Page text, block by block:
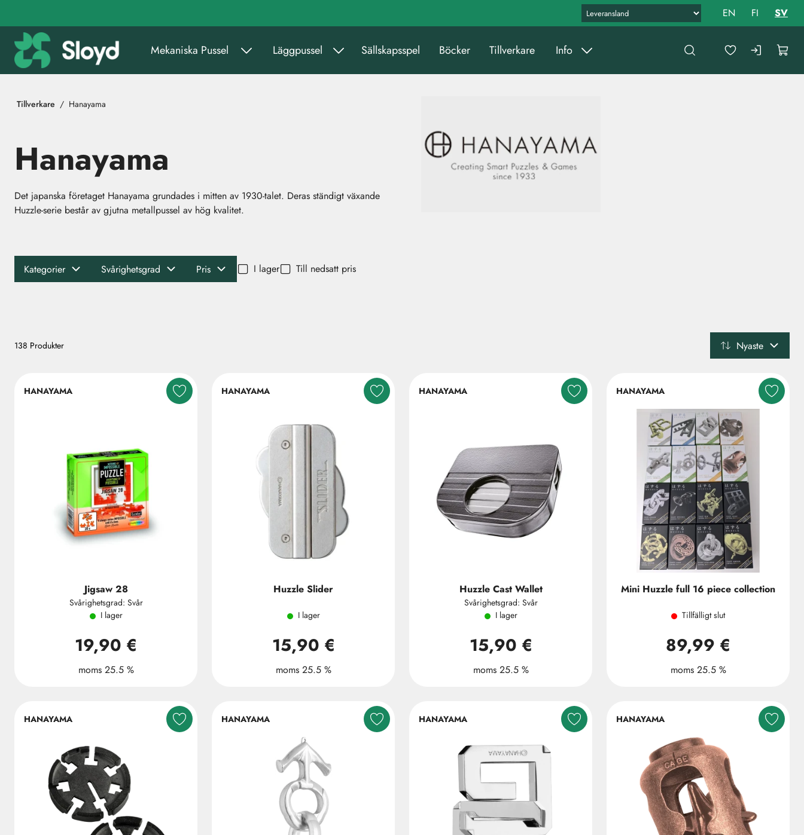
Mekaniska Pussel Läggpussel Sällskapsspel Böcker Tillverkare Info
EN FI SV
Tillverkare Hanayama
Hanayama
Det japanska företaget Hanayama grundades i mitten av 1930-talet. Deras ständigt växande
Huzzle-serie består av gjutna metallpussel av hög kvalitet.
Kategorier Svårighetsgrad Pris I lager Till nedsatt pris
Nyaste
138 Produkter
HANAYAMA
Jigsaw 28
Svårighetsgrad: Svår
I lager
19,90 €
moms 25.5 %
HANAYAMA
Huzzle Slider
I lager
15,90 €
moms 25.5 %
HANAYAMA
Huzzle Cast Wallet
Svårighetsgrad: Svår
I lager
15,90 €
moms 25.5 %
HANAYAMA
Mini Huzzle full 16 piece collection
Tillfälligt slut
89,99 €
moms 25.5 %
HANAYAMA HANAYAMA HANAYAMA HANAYAMA